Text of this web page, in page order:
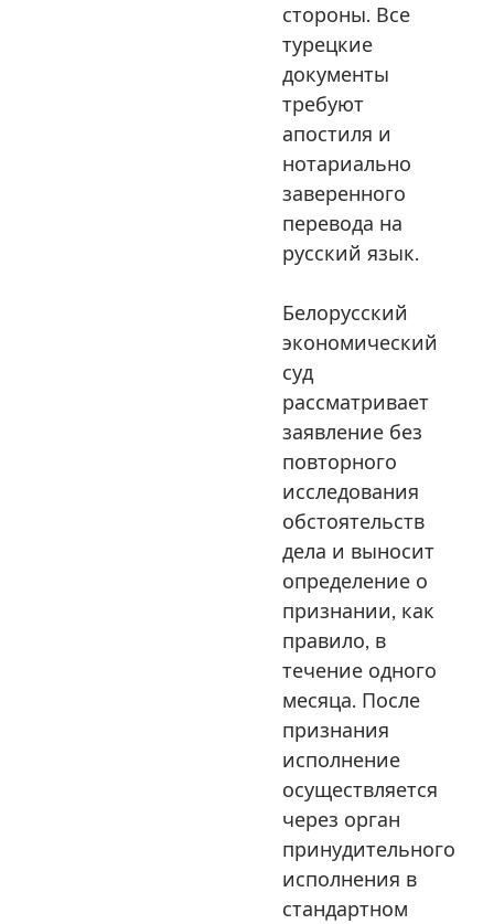
стороны. Все
турецкие
документы
требуют
апостиля и
нотариально
заверенного
перевода на
русский язык.
Белорусский
экономический
суд
рассматривает
заявление без
повторного
исследования
обстоятельств
дела и выносит
определение о
признании, как
правило, в
течение одного
месяца. После
признания
исполнение
осуществляется
через орган
принудительного
исполнения в
стандартном